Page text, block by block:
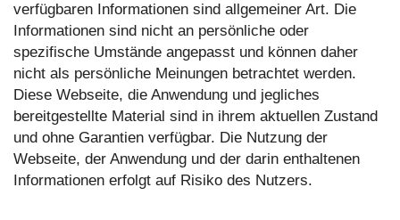
verfügbaren Informationen sind allgemeiner Art. Die
Informationen sind nicht an persönliche oder
spezifische Umstände angepasst und können daher
nicht als persönliche Meinungen betrachtet werden.
Diese Webseite, die Anwendung und jegliches
bereitgestellte Material sind in ihrem aktuellen Zustand
und ohne Garantien verfügbar. Die Nutzung der
Webseite, der Anwendung und der darin enthaltenen
Informationen erfolgt auf Risiko des Nutzers.